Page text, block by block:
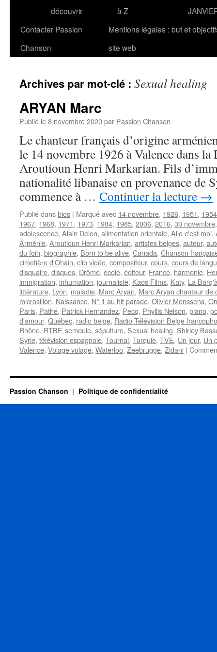
découvrir
à Z
Contacter Passion
Chanson
Mentions légales : but et
site web
Archives par mot-clé : Sexual healing
ARYAN Marc
Publié le8 novembre 2020par Passion Chanson
Le chanteur français d’origine
le 14 novembre 1926 à Valence dans
Aroutioun Henri Markarian. Fils
nationalité libanaise en provenance de
commence à … Continuer la lecture →
Publié dansbios | Marqué avec 14 novembre, 1926, 1951, 1954
1967, 1968, 1971, 1973, 1984, 1985, 2006, 2016, 30 novembre
adolescence, Alain Delon, alimentation orientale, Allo c'est moi,
Arménie, Aroutioun Henri Markarian, artistes belges, auteur,
du foin, biographie, Born to be alive, Canada, Chanson
cimetière d'Ohain, clip vidéo, compositeur, cours, cours de
disquaire, disques, Drôme, école, éditeur, France, harmonie,
immigration, inhumation, journaliste, Kaos Films, Katy, La
littérature, Lyon, maladie, Marc Aryan, Marc Aryan chanteur de
microsillon, Naissance, N° 1 au hit parade, Olivier Monssens,
Paris, Pathé, Patrick Hernandez, Pecq, Phyllis Nelson, piano,
d'amour, Québec, radio belge, Radio Télévision Belge
Rhône, RTBF, semoule, sépulture, Sexual healing, Shirley
Syrie, télévision espagnole, Tournai, Turquie, TVE, Un jour, Un
Valence, Volage volage, Waterloo, Zeebrugge, Zidani |
Passion Chanson Politique de confidentialité